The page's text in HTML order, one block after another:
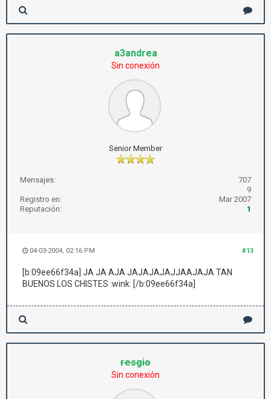
a3andrea
Sin conexión
Senior Member
Mensajes:
707
9
Registro en:
Mar 2007
Reputación:
1
#13
04-03-2004, 02:16 PM
[b:09ee66f34a] JA JA AJA JAJAJAJAJJAAJAJA TAN
BUENOS LOS CHISTES :wink: [/b:09ee66f34a]
resgio
Sin conexión